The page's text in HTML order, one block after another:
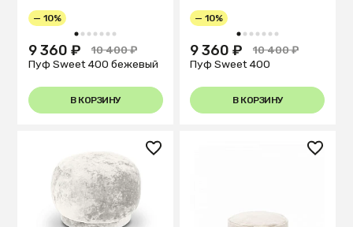
1 2 3 4 5 6 7
— 10%
9 360 ₽
10 400 ₽
Пуф Sweet 400 бежевый
В КОРЗИНУ
1 2 3 4 5 6 7
— 10%
9 360 ₽
10 400 ₽
Пуф Sweet 400
В КОРЗИНУ